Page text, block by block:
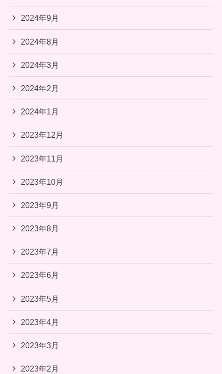
2024年9月
2024年8月
2024年3月
2024年2月
2024年1月
2023年12月
2023年11月
2023年10月
2023年9月
2023年8月
2023年7月
2023年6月
2023年5月
2023年4月
2023年3月
2023年2月